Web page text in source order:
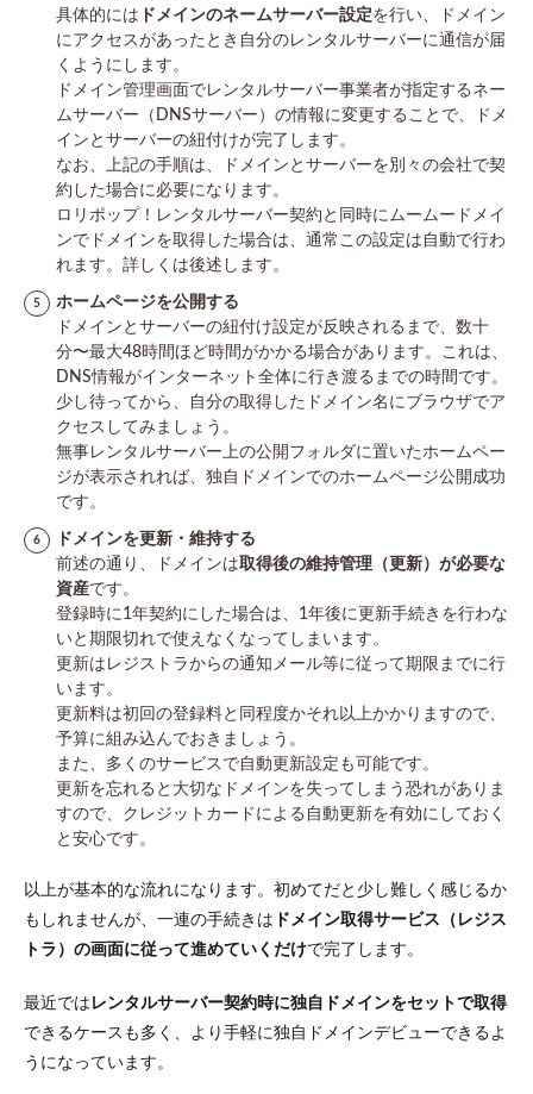
具体的には ドメインのネームサーバー設定を行い、ドメイン
にアクセスがあったとき自分のレンタルサーバーに通信が届
くようにします。
ドメイン管理画面でレンタルサーバー事業者が指定するネー
ムサーバー（DNSサーバー）の情報に変更することで、ドメ
インとサーバーの紐付けが完了します。​
なお、上記の手順は、ドメインとサーバーを別々の会社で契
約した場合に必要になります。
ロリポップ！レンタルサーバー契約と同時にムームードメイ
ンでドメインを取得した場合は、通常この設定は自動で行わ
れます。詳しくは後述します。
ホームページを公開する
ドメインとサーバーの紐付け設定が反映されるまで、数十
分〜最大48時間ほど時間がかかる場合があります。これは、
DNS情報がインターネット全体に行き渡るまでの時間です。
少し待ってから、自分の取得したドメイン名にブラウザでア
クセスしてみましょう。
無事レンタルサーバー上の公開フォルダに置いたホームペー
ジが表示されれば、独自ドメインでのホームページ公開成功
です。
ドメインを更新・維持する
前述の通り、ドメインは取得後の維持管理（更新）が必要な
資産です。
登録時に1年契約にした場合は、1年後に更新手続きを行わな
いと期限切れで使えなくなってしまいます。
更新はレジストラからの通知メール等に従って期限までに行
います。
更新料は初回の登録料と同程度かそれ以上かかりますので、
予算に組み込んでおきましょう。
また、多くのサービスで自動更新設定も可能です。
更新を忘れると大切なドメインを失ってしまう恐れがありま
すので、クレジットカードによる自動更新を有効にしておく
と安心です。
以上が基本的な流れになります。初めてだと少し難しく感じるか
もしれませんが、一連の手続きは ドメイン取得サービス（レジス
トラ）の画面に従って進めていくだけで完了します。
最近では レンタルサーバー契約時に独自ドメインをセットで取得
できるケースも多く、より手軽に独自ドメインデビューできるよ
うになっています。